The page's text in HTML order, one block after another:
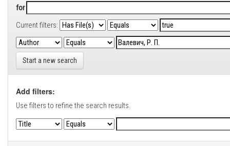
for
Current filters:
Start a new search
Add filters:
Use filters to refine the search results.